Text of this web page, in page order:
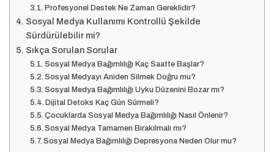
Profesyonel Destek Ne Zaman Gereklidir?
Sosyal Medya Kullanımı Kontrollü Şekilde
Sürdürülebilir mi?
Sıkça Sorulan Sorular
Sosyal Medya Bağımlılığı Kaç Saatte Başlar?
Sosyal Medyayı Aniden Silmek Doğru mu?
Sosyal Medya Bağımlılığı Uyku Düzenini Bozar mı?
Dijital Detoks Kaç Gün Sürmeli?
Çocuklarda Sosyal Medya Bağımlılığı Nasıl Önlenir?
Sosyal Medya Tamamen Bırakılmalı mı?
Sosyal Medya Bağımlılığı Depresyona Neden Olur mu?